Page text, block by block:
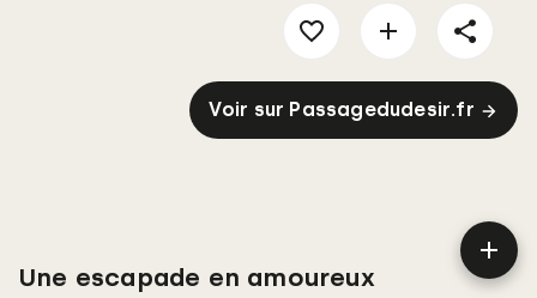
Voir sur Passagedudesir.fr
Une escapade en amoureux